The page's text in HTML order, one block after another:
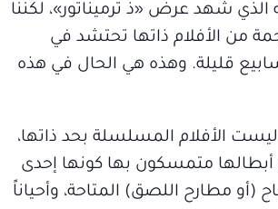
الذي شهد عرض «ذ ترميناتور»، لكننا
من الأفلام ذاتها تحتشد في
قليلة. وهذه هي الحال في هذه
الأفلام المسلسلة بحد ذاتها،
متمسكون بها كونها إحدى
(أو مطارح اللصق) المتاحة، وأحياناً